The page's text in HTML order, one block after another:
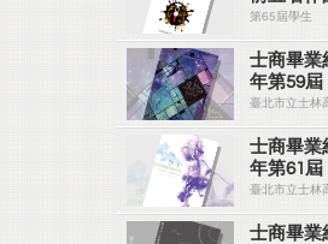
第65屆學生
士商畢業
年第59屆
臺北市立士林
士商畢業
年第61屆
臺北市立士林
士商畢業